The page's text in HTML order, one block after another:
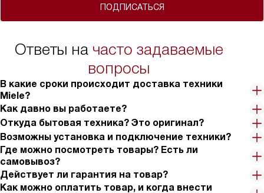
ПОДПИСАТЬСЯ
Ответы на часто задаваемые
вопросы
В какие сроки происходит доставка техники
Miele?
Как давно вы работаете?
Откуда бытовая техника? Это оригинал?
Возможны установка и подключение техники?
Где можно посмотреть товары? Есть ли
самовывоз?
Действует ли гарантия на товар?
Как можно оплатить товар, и когда внести